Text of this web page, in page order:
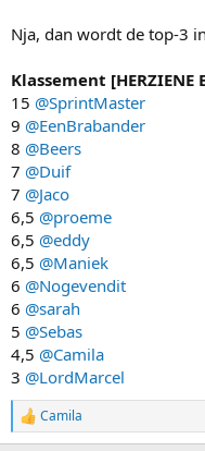
Nja, dan wordt de top-3
Klassement [HERZIENE
15 @SprintMaster
9 @EenBrabander
8 @Beers
7 @Duif
7 @Jaco
6,5 @proeme
6,5 @eddy
6,5 @Maniek
6 @Nogevendit
6 @sarah
5 @Sebas
4,5 @Camila
3 @LordMarcel
R
e
Camila